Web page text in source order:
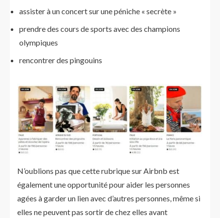
assister à un concert sur une péniche « secrète »
prendre des cours de sports avec des champions
olympiques
rencontrer des pingouins
N’oublions pas que cette rubrique sur Airbnb est
également une opportunité pour aider les personnes
agées à garder un lien avec d’autres personnes, même si
elles ne peuvent pas sortir de chez elles avant